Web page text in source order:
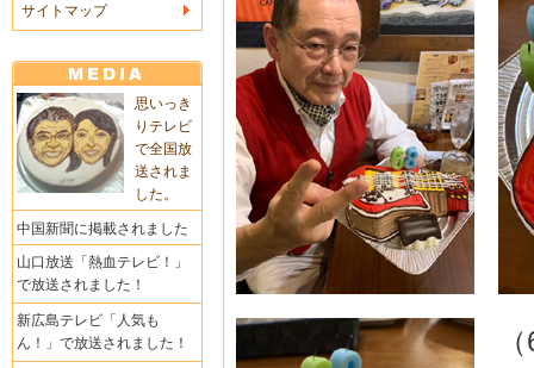
サイトマップ
思いっき
りテレビ
で全国放
送されま
した。
中国新聞に掲載されました
山口放送「熱血テレビ！」
で放送されました！
新広島テレビ「人気も
ん！」で放送されました！